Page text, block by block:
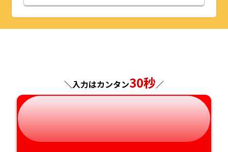
山形県
千葉県
福井県
静岡県
京都府
和歌山県
島根県
徳島県
福岡県
熊本県
大分県
＼入力はカンタン30秒／